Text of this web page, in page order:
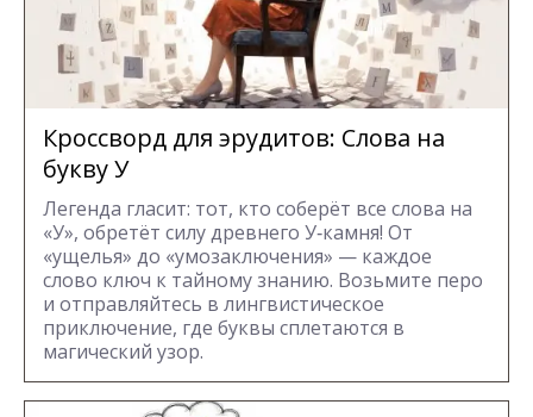
Кроссворд для эрудитов: Cлова на
букву У
Легенда гласит: тот, кто соберёт все слова на
«У», обретёт силу древнего У‑камня! От
«ущелья» до «умозаключения» — каждое
слово ключ к тайному знанию. Возьмите перо
и отправляйтесь в лингвистическое
приключение, где буквы сплетаются в
магический узор.